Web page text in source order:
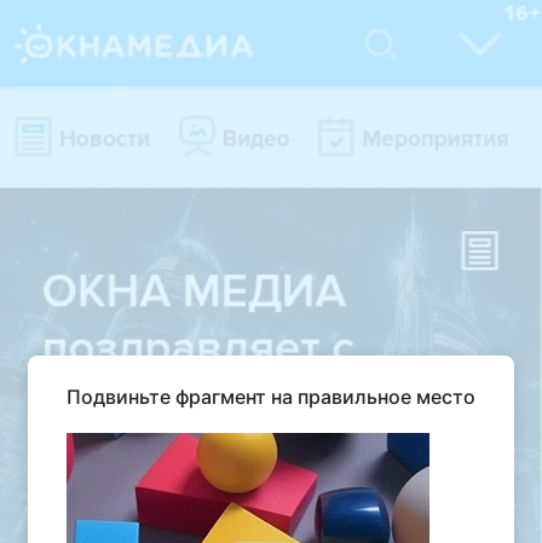
Подвиньте фрагмент на правильное место